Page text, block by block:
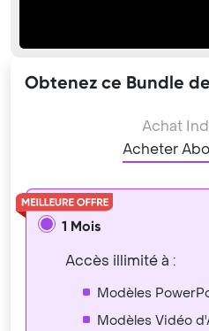
Obtenez ce Bundle
Achat
Acheter
1 Mois
Accès illimité à :
Modèles
Modèles Vidéo